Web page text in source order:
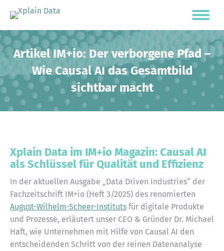
Artikel IM+io: Der verborgene Pfad –
Wie Causal AI das Gesamtbild
sichtbar macht
Xplain Data im IM+io Magazin: Causal AI
als Schlüssel für Qualität und Effizienz
In der aktuellen Ausgabe „Data Driven Industries“ der
Fachzeitschrift IM+io (Heft 3/2025) des renomierten
August-Wilhelm-Scheer-Instituts für digitale Produkte
und Prozesse, erläutert unser CEO & Gründer Dr. Michael
Haft, wie Unternehmen mit Hilfe von Causal AI den
entscheidenden Schritt von der reinen Datenanalyse